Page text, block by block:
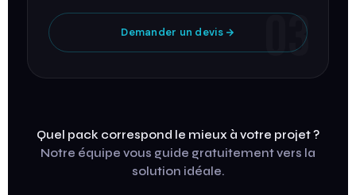
03
Demander un devis
Quel pack correspond le mieux à votre projet ?
Notre équipe vous guide gratuitement vers la
solution idéale.